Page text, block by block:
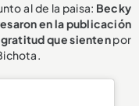
al de la paisa: Becky
en la publicación
que sientenpor